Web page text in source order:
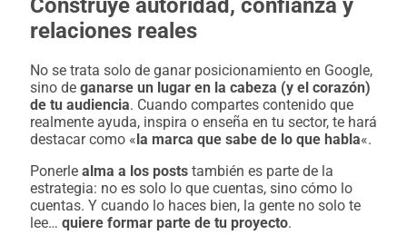
Construye autoridad, confianza y
relaciones reales
No se trata solo de ganar posicionamiento en Google,
sino de ganarse un lugar en la cabeza (y el corazón)
de tu audiencia. Cuando compartes contenido que
realmente ayuda, inspira o enseña en tu sector, te hará
destacar como «la marca que sabe de lo que habla«.
Ponerle alma a los posts también es parte de la
estrategia: no es solo lo que cuentas, sino cómo lo
cuentas. Y cuando lo haces bien, la gente no solo te
lee… quiere formar parte de tu proyecto.